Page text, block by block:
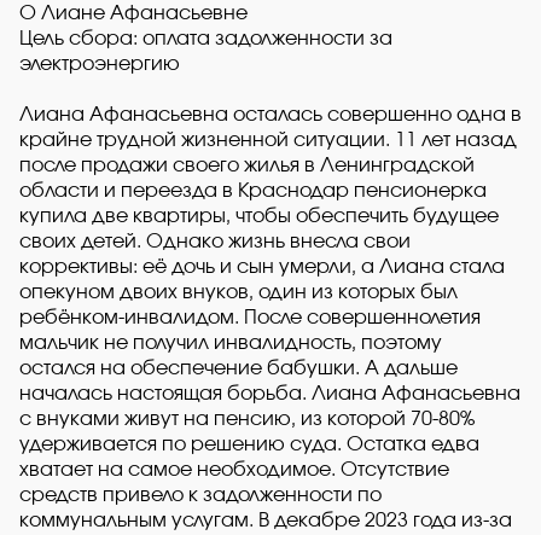
О Лиане Афанасьевне
Цель сбора: оплата задолженности за
электроэнергию
Лиана Афанасьевна осталась совершенно одна в
крайне трудной жизненной ситуации. 11 лет назад
после продажи своего жилья в Ленинградской
области и переезда в Краснодар пенсионерка
купила две квартиры, чтобы обеспечить будущее
своих детей. Однако жизнь внесла свои
коррективы: её дочь и сын умерли, а Лиана стала
опекуном двоих внуков, один из которых был
ребёнком-инвалидом. После совершеннолетия
мальчик не получил инвалидность, поэтому
остался на обеспечение бабушки. А дальше
началась настоящая борьба. Лиана Афанасьевна
с внуками живут на пенсию, из которой 70-80%
удерживается по решению суда. Остатка едва
хватает на самое необходимое. Отсутствие
средств привело к задолженности по
коммунальным услугам. В декабре 2023 года из-за